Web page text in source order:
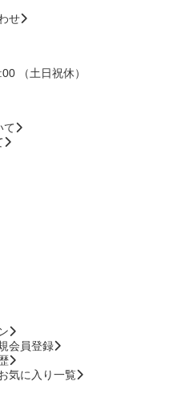
せ
（土日祝休）
て
会員登録
気に入り一覧